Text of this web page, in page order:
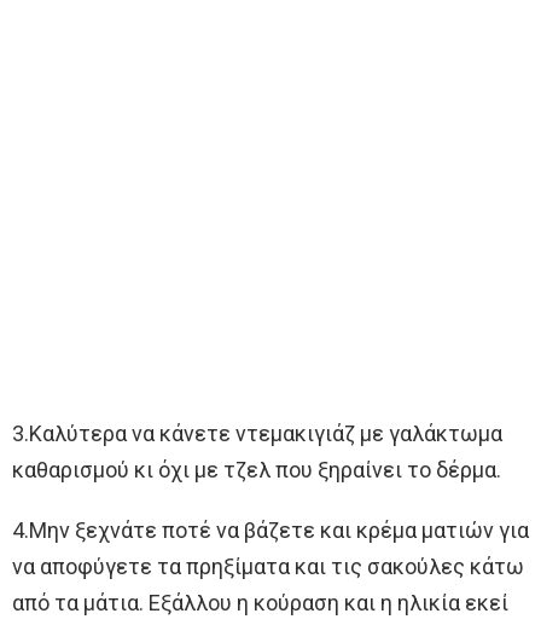
3.Καλύτερα να κάνετε ντεμακιγιάζ με γαλάκτωμα
καθαρισμού κι όχι με τζελ που ξηραίνει το δέρμα.
4.Μην ξεχνάτε ποτέ να βάζετε και κρέμα ματιών για
να αποφύγετε τα πρηξίματα και τις σακούλες κάτω
από τα μάτια. Εξάλλου η κούραση και η ηλικία εκεί